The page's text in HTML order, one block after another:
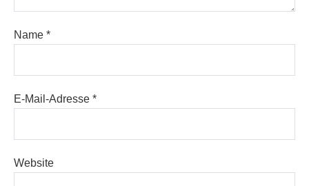
Name *
E-Mail-Adresse *
Website